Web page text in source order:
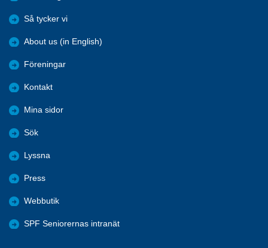
Så tycker vi
About us (in English)
Föreningar
Kontakt
Mina sidor
Sök
Lyssna
Press
Webbutik
SPF Seniorernas intranät